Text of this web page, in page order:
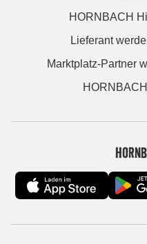
HORNBACH
Lieferant
Marktplatz-Partner